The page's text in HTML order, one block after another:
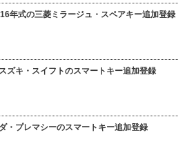
年式の三菱ミラージュ・スペアキー追加登録
ズキ・スイフトのスマートキー追加登録
・プレマシーのスマートキー追加登録